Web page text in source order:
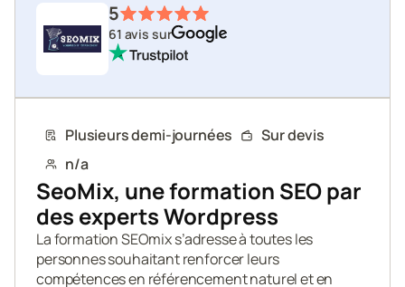
5
61 avis sur
Plusieurs demi-journées
Sur devis
n/a
SeoMix, une formation SEO par
des experts Wordpress
La formation SEOmix s’adresse à toutes les
personnes souhaitant renforcer leurs
compétences en référencement naturel et en